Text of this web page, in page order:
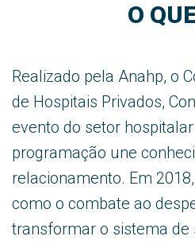
O
Realizado pela Anahp, o
de Hospitais Privados,
evento do setor
programação une
relacionamento. Em
como o combate ao
transformar o sistema de